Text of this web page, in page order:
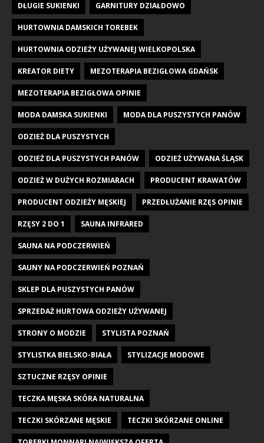
DŁUGIE SUKIENKI GARNITURY DZIAŁDOWO
HURTOWNIA DAMSKICH TOREBEK
HURTOWNIA ODZIEŻY UŻYWANEJ WIELKOPOLSKA
KREATOR DIETY MEZOTERAPIA BEZIGŁOWA GDAŃSK
MEZOTERAPIA BEZIGŁOWA OPINIE
MODA DAMSKA SUKIENKI MODA DLA PUSZYSTYCH PANÓW
ODZIEŻ DLA PUSZYSTYCH
ODZIEŻ DLA PUSZYSTYCH PANÓW ODZIEŻ UŻYWANA ŚLĄSK
ODZIEŻ W DUŻYCH ROZMIARACH PRODUCENT KRAWATÓW
PRODUCENT ODZIEŻY MĘSKIEJ PRZEDŁUŻANIE RZĘS OPINIE
RZĘSY 2 DO 1 SAUNA INFRARED
SAUNA NA PODCZERWIEŃ
SAUNY NA PODCZERWIEŃ POZNAŃ
SKLEP DLA PUSZYSTYCH PANÓW
SPRZEDAŻ HURTOWA ODZIEŻY UŻYWANEJ
STRONY O MODZIE STYLISTA POZNAŃ
STYLISTKA BIELSKO-BIAŁA STYLIZACJE MODOWE
SZTUCZNE RZĘSY OPINIE
TECZKA MĘSKA SKÓRA NATURALNA
TECZKI SKÓRZANE MĘSKIE TECZKI SKÓRZANE ONLINE